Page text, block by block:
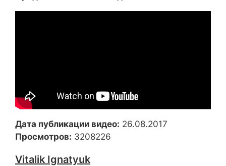
Дата публикации видео: 26.08.2017
Просмотров: 3208226
Vitalik Ignatyuk